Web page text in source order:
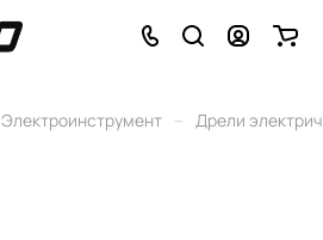
Электроинструмент – Дрели